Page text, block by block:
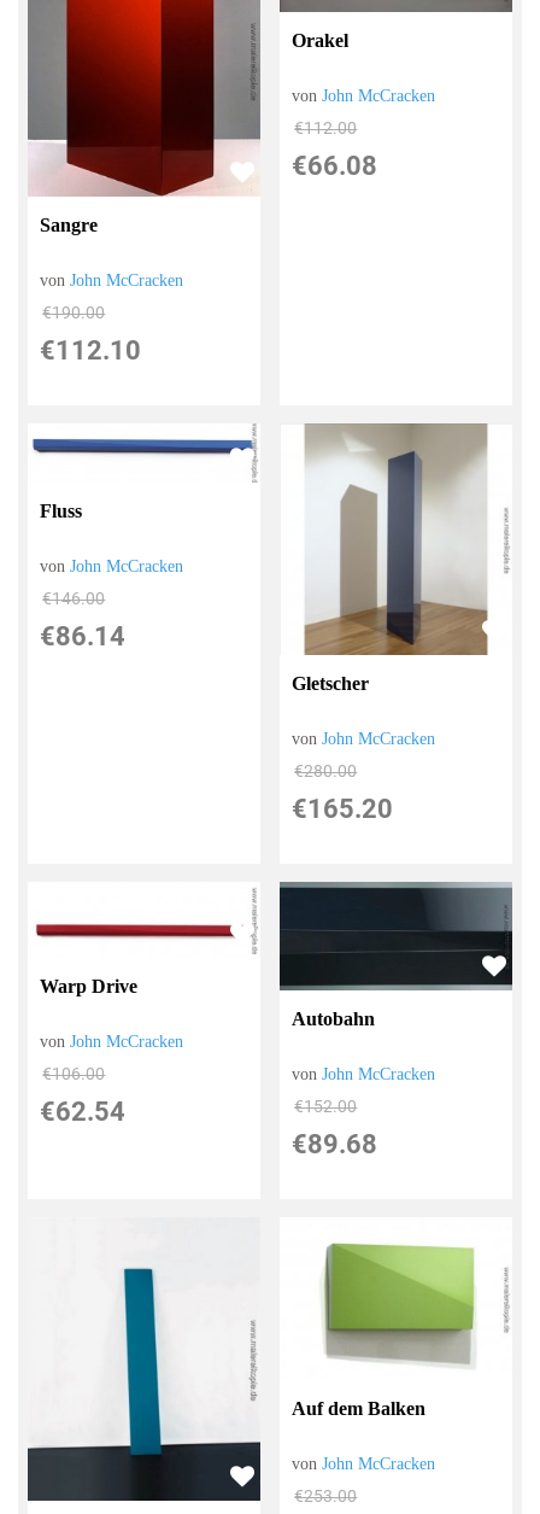
Sangre
vonJohn McCracken
€190.00
€112.10
Orakel
vonJohn McCracken
€112.00
€66.08
Fluss
vonJohn McCracken
€146.00
€86.14
Gletscher
vonJohn McCracken
€280.00
€165.20
Warp Drive
vonJohn McCracken
€106.00
€62.54
Autobahn
vonJohn McCracken
€152.00
€89.68
Auf dem Balken
vonJohn McCracken
€253.00